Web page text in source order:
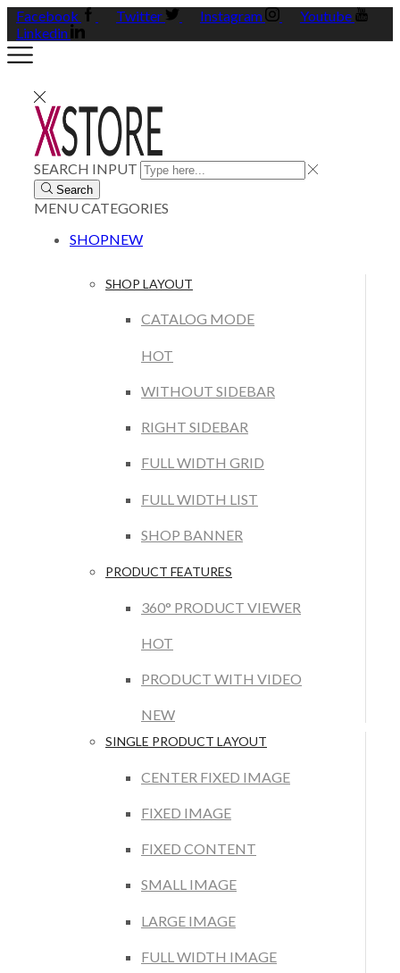
Facebook Twitter Instagram
Youtube
Linkedin
SEARCH INPUT
Search
MENUCATEGORIES
SHOPNEW
SHOP LAYOUT
CATALOG MODE
HOT
WITHOUT SIDEBAR
RIGHT SIDEBAR
FULL WIDTH GRID
FULL WIDTH LIST
SHOP BANNER
PRODUCT FEATURES
360° PRODUCT VIEWER
HOT
PRODUCT WITH VIDEO
NEW
SINGLE PRODUCT LAYOUT
CENTER FIXED IMAGE
FIXED IMAGE
FIXED CONTENT
SMALL IMAGE
LARGE IMAGE
FULL WIDTH IMAGE